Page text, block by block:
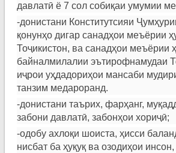
давлатӣ ё 7 сол собиқаи умумии
-донистани Конститутсияи
қонунҳо дигар санадҳои меъёрии
Тоҷикистон, ва санадҳои меъёрии
байналмилалии эътирофнамудаи
иҷрои уҳдадориҳои мансаби
танзим медароранд.
-донистани таърих, фарҳанг,
забони давлатӣ, забонҳои хориҷӣ;
-одобу ахлоқи шоиста, ҳисси
нисбат ба ҳуқуқ ва озодиҳои